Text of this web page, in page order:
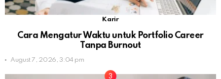
Karir
Cara Mengatur Waktu untuk Portfolio Career
Tanpa Burnout
August 7, 2026, 3:04 pm